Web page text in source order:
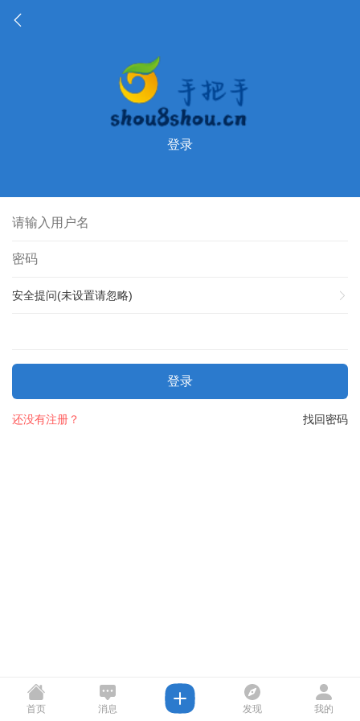
登录
安全提问(未设置请忽略)
登录
找回密码
还没有注册？
首页 消息 发现 我的